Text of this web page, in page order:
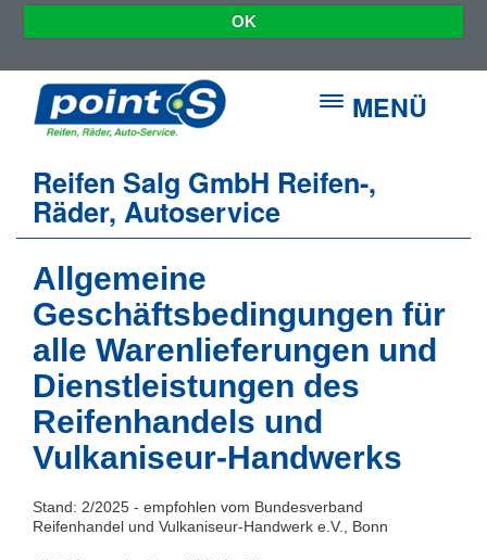
OK
MENÜ
Reifen Salg GmbH Reifen-,
Räder, Autoservice
Allgemeine
Geschäftsbedingungen für
alle Warenlieferungen und
Dienstleistungen des
Reifenhandels und
Vulkaniseur-Handwerks
Stand: 2/2025 - empfohlen vom Bundesverband
Reifenhandel und Vulkaniseur-Handwerk e.V., Bonn